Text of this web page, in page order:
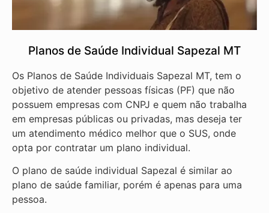
Planos de Saúde Individual Sapezal MT
Os Planos de Saúde Individuais Sapezal MT, tem o
objetivo de atender pessoas físicas (PF) que não
possuem empresas com CNPJ e quem não trabalha
em empresas públicas ou privadas, mas deseja ter
um atendimento médico melhor que o SUS, onde
opta por contratar um plano individual.
O plano de saúde individual Sapezal é similar ao
plano de saúde familiar, porém é apenas para uma
pessoa.